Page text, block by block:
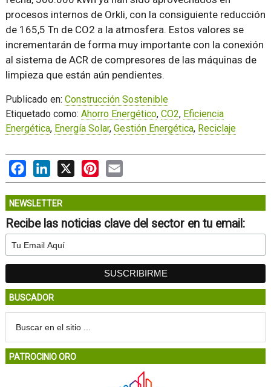
procesos internos de Orkli, con la consiguiente reducción
de 165,5 Tn de CO2 a la atmosfera. Estos valores se
incrementarán de forma muy importante con la conexión
al sistema de ACR de compresores de las máquinas de
limpieza que están aún pendientes.
Publicado en: Construcción Sostenible
Etiquetado como: Ahorro Energético, CO2, Eficiencia
Energética, Energía Solar, Gestión Energética, Reciclaje
FacebookLinkedIn Pinterest
NEWSLETTER
Recibe las noticias clave del sector en tu email:
BUSCADOR
PATROCINIO ORO